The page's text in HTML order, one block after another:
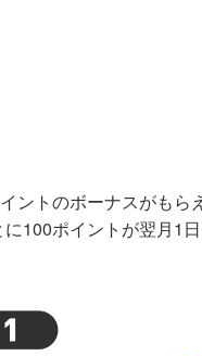
ントのボーナスがもら
100ポイントが翌月1日